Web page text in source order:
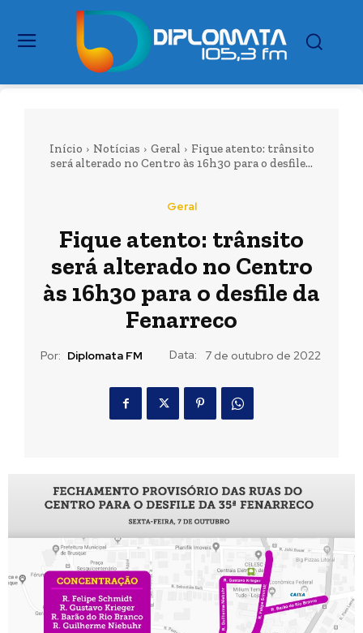
Início Notícias Geral
Fique atento: trânsito
será alterado no Centro às 16h30 para o desfile...
Geral
Fique atento: trânsito
será alterado no Centro
às 16h30 para o desfile da
Fenarreco
Por: Diplomata FM Data: 7 de outubro de 2022